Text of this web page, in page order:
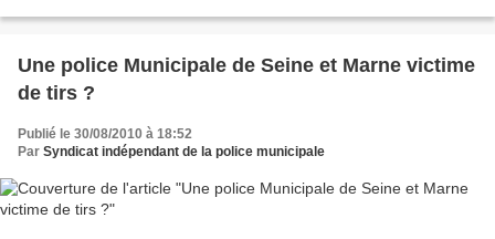
Une police Municipale de Seine et Marne victime
de tirs ?
Publié le 30/08/2010 à 18:52
Par Syndicat indépendant de la police municipale